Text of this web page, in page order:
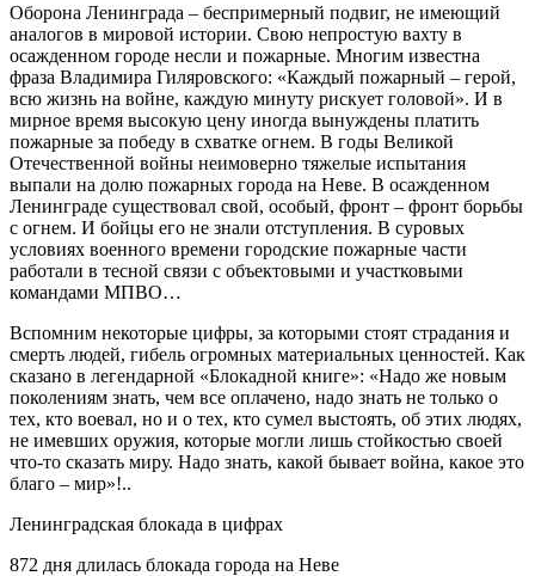
Оборона Ленинграда – беспримерный подвиг, не имеющий
аналогов в мировой истории. Свою непростую вахту в
осажденном городе несли и пожарные. Многим известна
фраза Владимира Гиляровского: «Каждый пожарный – герой,
всю жизнь на войне, каждую минуту рискует головой». И в
мирное время высокую цену иногда вынуждены платить
пожарные за победу в схватке огнем. В годы Великой
Отечественной войны неимоверно тяжелые испытания
выпали на долю пожарных города на Неве. В осажденном
Ленинграде существовал свой, особый, фронт – фронт борьбы
с огнем. И бойцы его не знали отступления. В суровых
условиях военного времени городские пожарные части
работали в тесной связи с объектовыми и участковыми
командами МПВО…
Вспомним некоторые цифры, за которыми стоят страдания и
смерть людей, гибель огромных материальных ценностей. Как
сказано в легендарной «Блокадной книге»: «Надо же новым
поколениям знать, чем все оплачено, надо знать не только о
тех, кто воевал, но и о тех, кто сумел выстоять, об этих людях,
не имевших оружия, которые могли лишь стойкостью своей
что-то сказать миру. Надо знать, какой бывает война, какое это
благо – мир»!..
Ленинградская блокада в цифрах
872 дня длилась блокада города на Неве